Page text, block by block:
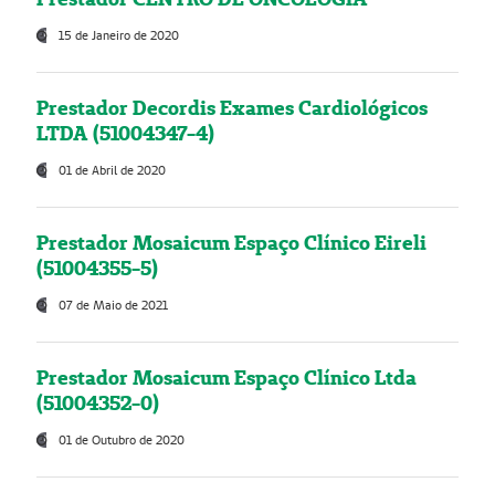
15 de Janeiro de 2020
Prestador Decordis Exames Cardiológicos
LTDA (51004347-4)
01 de Abril de 2020
Prestador Mosaicum Espaço Clínico Eireli
(51004355-5)
07 de Maio de 2021
Prestador Mosaicum Espaço Clínico Ltda
(51004352-0)
01 de Outubro de 2020